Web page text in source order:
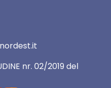
nr. 02/2019 del